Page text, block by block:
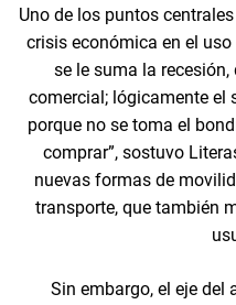
Uno de los puntos
crisis económica en el
se le suma la
comercial; lógicamente el
porque no se toma el
comprar”, sostuvo
nuevas formas de
transporte, que también
Sin embargo, el eje del